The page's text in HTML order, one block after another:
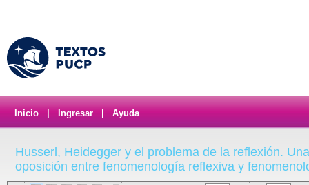
Inicio Ingresar Ayuda
Husserl, Heidegger y el problema de la reflexión.
oposición entre fenomenología reflexiva y